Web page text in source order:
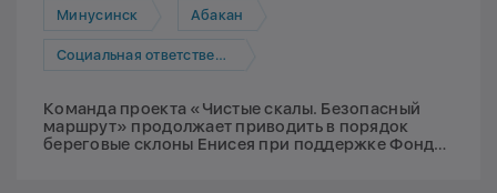
Минусинск Абакан
Социальная ответственность
Команда проекта «Чистые скалы. Безопасный
маршрут» продолжает приводить в порядок
береговые склоны Енисея при поддержке Фонда